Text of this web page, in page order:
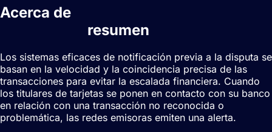
Acerca de
resumen
Los sistemas eficaces de notificación previa a la disputa se
basan en la velocidad y la coincidencia precisa de las
transacciones para evitar la escalada financiera. Cuando
los titulares de tarjetas se ponen en contacto con su banco
en relación con una transacción no reconocida o
problemática, las redes emisoras emiten una alerta.